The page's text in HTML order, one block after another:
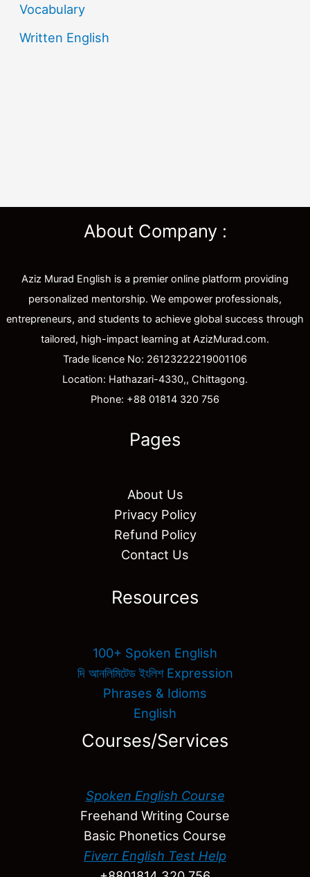
Vocabulary
Written English
About Company :
Aziz Murad English is a premier online platform providing
personalized mentorship. We empower professionals,
entrepreneurs, and students to achieve global success through
tailored, high-impact learning at AzizMurad.com.
Trade licence No: 26123222219001106
Location: Hathazari-4330,, Chittagong.
Phone: +88 01814 320 756
Pages
About Us
Privacy Policy
Refund Policy
Contact Us
Resources
100+ Spoken English
দি আনলিমিটেড ইংলিশ Expression
Phrases & Idioms
English
Courses/Services
Spoken English Course
Freehand Writing Course
Basic Phonetics Course
Fiverr English Test Help